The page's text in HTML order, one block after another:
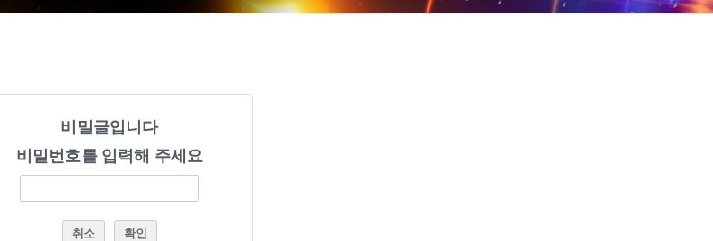
비밀글입니다
비밀번호를 입력해 주세요
취소 확인